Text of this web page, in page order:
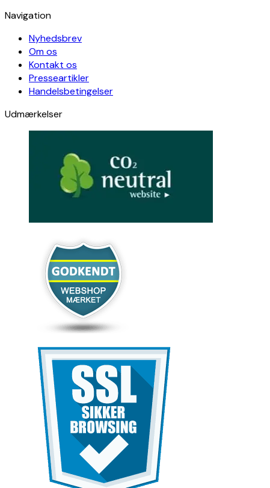
Navigation
Nyhedsbrev
Om os
Kontakt os
Presseartikler
Handelsbetingelser
Udmærkelser